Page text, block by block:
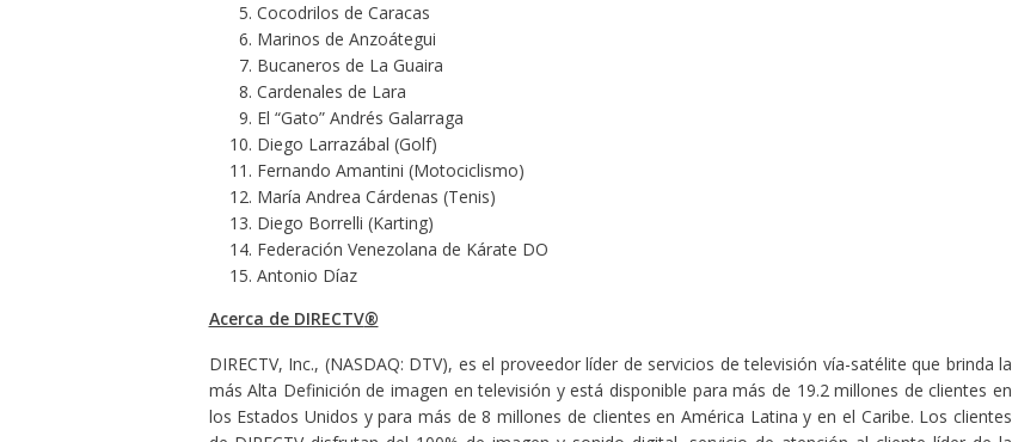
Cocodrilos de Caracas
Marinos de Anzoátegui
Bucaneros de La Guaira
Cardenales de Lara
El “Gato” Andrés Galarraga
Diego Larrazábal (Golf)
Fernando Amantini (Motociclismo)
María Andrea Cárdenas (Tenis)
Diego Borrelli (Karting)
Federación Venezolana de Kárate DO
Antonio Díaz
Acerca de DIRECTV®
DIRECTV, Inc., (NASDAQ: DTV), es el proveedor líder de servicios de televisión vía-satélite que brinda la
más Alta Definición de imagen en televisión y está disponible para más de 19.2 millones de clientes en
los Estados Unidos y para más de 8 millones de clientes en América Latina y en el Caribe. Los clientes